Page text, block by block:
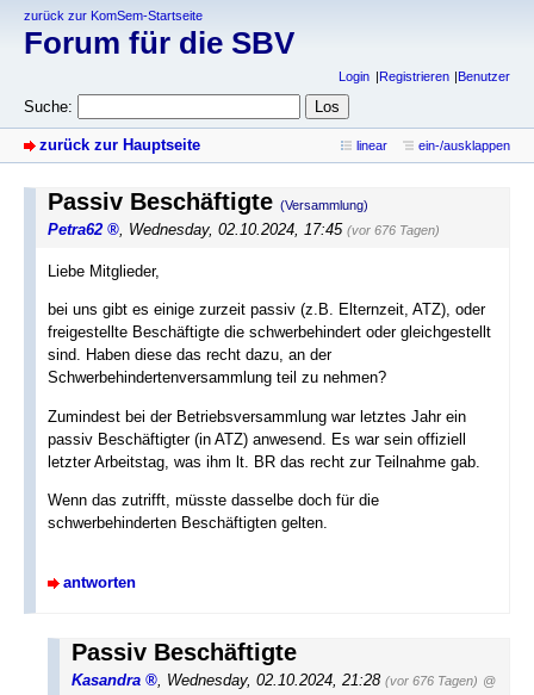
zurück zur KomSem-Startseite
Forum für die SBV
Login Registrieren Benutzer
Suche:
zurück zur Hauptseite linear ein-/ausklappen
Passiv Beschäftigte (Versammlung)
Petra62 , Wednesday, 02.10.2024, 17:45 (vor 676 Tagen)
Liebe Mitglieder,
bei uns gibt es einige zurzeit passiv (z.B. Elternzeit, ATZ), oder
freigestellte Beschäftigte die schwerbehindert oder gleichgestellt
sind. Haben diese das recht dazu, an der
Schwerbehindertenversammlung teil zu nehmen?
Zumindest bei der Betriebsversammlung war letztes Jahr ein
passiv Beschäftigter (in ATZ) anwesend. Es war sein offiziell
letzter Arbeitstag, was ihm lt. BR das recht zur Teilnahme gab.
Wenn das zutrifft, müsste dasselbe doch für die
schwerbehinderten Beschäftigten gelten.
antworten
Passiv Beschäftigte
Kasandra Wednesday, 02.10.2024, 21:28 (vor 676 Tagen) @